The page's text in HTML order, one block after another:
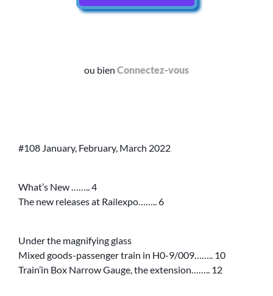
ou bien Connectez-vous
#108 January, February, March 2022
What’s New …….. 4
The new releases at Railexpo…….. 6
Under the magnifying glass
Mixed goods-passenger train in H0-9/009…….. 10
Train’in Box Narrow Gauge, the extension…….. 12